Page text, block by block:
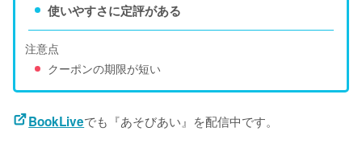
使いやすさに定評がある
注意点
クーポンの期限が短い
BookLiveでも『あそびあい』を配信中です。